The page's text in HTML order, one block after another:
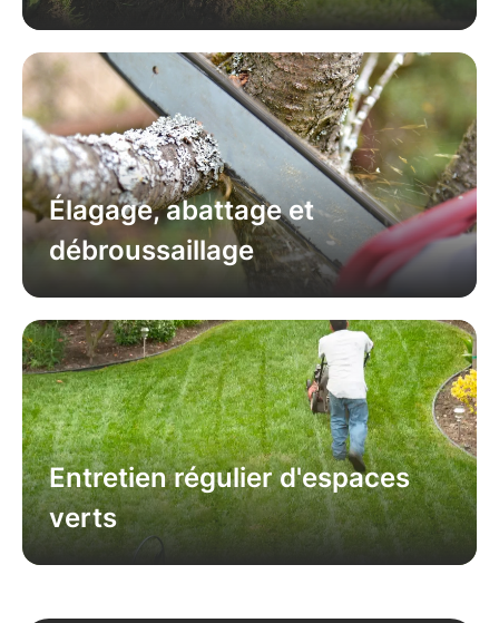
Élagage, abattage et
débroussaillage
Entretien régulier d'espaces
verts